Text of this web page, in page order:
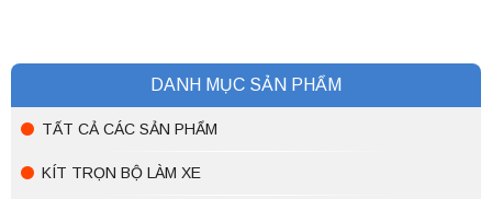
DANH MỤC SẢN PHẨM
TẤT CẢ CÁC SẢN PHẨM
KÍT TRỌN BỘ LÀM XE